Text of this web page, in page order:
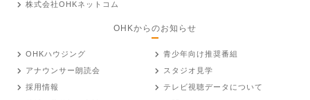
株式会社OHKネットコム
OHKからのお知らせ
OHKハウジング
青少年向け推奨番組
アナウンサー朗読会
スタジオ見学
採用情報
テレビ視聴データについて